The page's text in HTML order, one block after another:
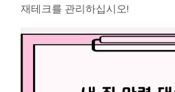
재테크를 관리하십시오!